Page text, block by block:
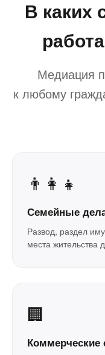
В каких
Медиация
к любому
👨‍👩‍👧
Семейные
Развод, раздел
места жительства
🏢
Коммерческие